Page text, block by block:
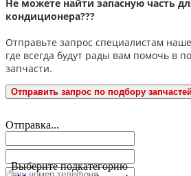
Не можете найти запасную часть
кондиционера???
Отправьте запрос специалистам
где всегда будут рады вам помочь в
запчасти.
Отправить запрос по подбору
Отправка...
Выберите подкатегорию